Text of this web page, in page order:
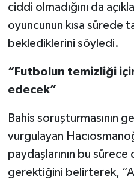
ciddi olmadığını da
oyuncunun kısa sürede
beklediklerini söyledi.
“Futbolun temizliği
edecek”
Bahis soruşturmasının
vurgulayan
paydaşlarının bu
gerektiğini belirterek,